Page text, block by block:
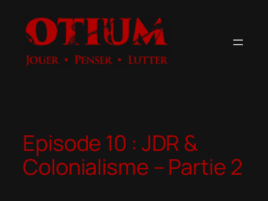
contenu
Episode 10 : JDR &
Colonialisme – Partie 2